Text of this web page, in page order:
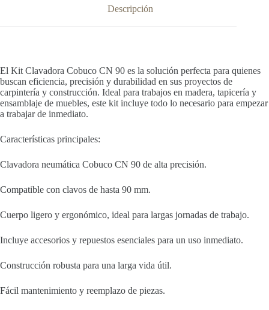
Descripción
El Kit Clavadora Cobuco CN 90 es la solución perfecta para quienes
buscan eficiencia, precisión y durabilidad en sus proyectos de
carpintería y construcción. Ideal para trabajos en madera, tapicería y
ensamblaje de muebles, este kit incluye todo lo necesario para empezar
a trabajar de inmediato.
Características principales:
Clavadora neumática Cobuco CN 90 de alta precisión.
Compatible con clavos de hasta 90 mm.
Cuerpo ligero y ergonómico, ideal para largas jornadas de trabajo.
Incluye accesorios y repuestos esenciales para un uso inmediato.
Construcción robusta para una larga vida útil.
Fácil mantenimiento y reemplazo de piezas.